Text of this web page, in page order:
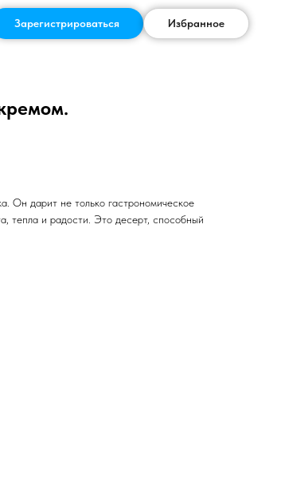
Зарегистрироваться Избранное
Он дарит не только гастрономическое
тепла и радости. Это десерт, способный